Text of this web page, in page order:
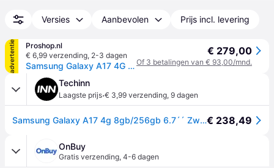
Versies Aanbevolen Prijs incl. levering
advertentie
Proshop.nl
€ 6,99 verzending, 2-3 dagen
Samsung Galaxy A17 4G 256GB/8GB - Black
€ 279,00
Of 3 betalingen van € 93,00/mnd.
Techinn
Laagste prijs·€ 3,99 verzending, 9 dagen
Samsung Galaxy A17 4g 8gb/256gb 6.7´´ Zwart€ 238,49
OnBuy
Gratis verzending, 4-6 dagen